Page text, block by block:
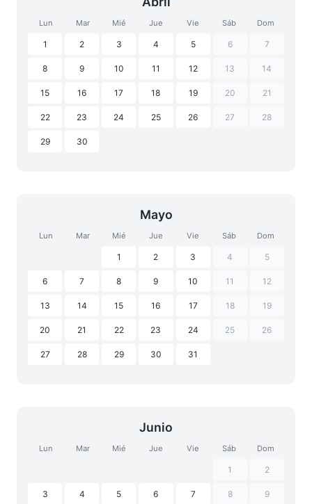
Lun Mar Mié Jue Vie Sáb Dom
1 2 3 4 5 6 7
8 9 10 11 12 13 14
15 16 17 18 19 20 21
22 23 24 25 26 27 28
29 30
Mayo
Lun Mar Mié Jue Vie Sáb Dom
1 2 3 4 5
6 7 8 9 10 11 12
13 14 15 16 17 18 19
20 21 22 23 24 25 26
27 28 29 30 31
Junio
Lun Mar Mié Jue Vie Sáb Dom
1 2
3 4 5 6 7 8 9